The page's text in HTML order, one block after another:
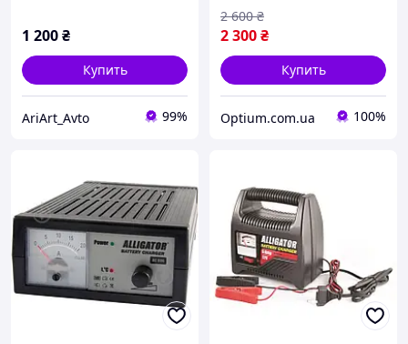
1 200₴
Купить
AriArt_Avto 99%
2 300₴
2 600 ₴
Купить
Optium.com.ua 100%